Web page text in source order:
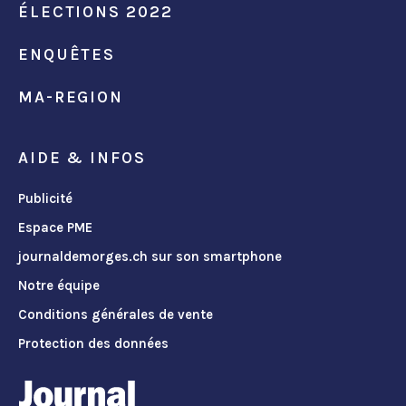
ÉLECTIONS 2022
ENQUÊTES
MA-REGION
AIDE & INFOS
Publicité
Espace PME
journaldemorges.ch sur son smartphone
Notre équipe
Conditions générales de vente
Protection des données